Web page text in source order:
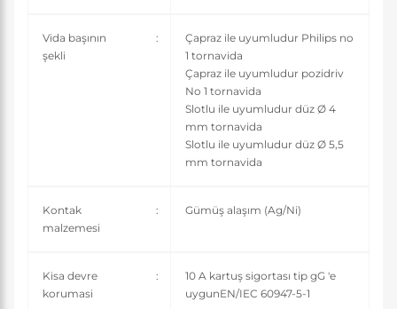
Vida başının
şekli
:
Çapraz ile uyumludur Philips no
1 tornavida
Çapraz ile uyumludur pozidriv
No 1 tornavida
Slotlu ile uyumludur düz Ø 4
mm tornavida
Slotlu ile uyumludur düz Ø 5,5
mm tornavida
Kontak
malzemesi
: Gümüş alaşım (Ag/Ni)
Kisa devre
korumasi
:
10 A kartuş sigortası tip gG 'e
uygunEN/IEC 60947-5-1